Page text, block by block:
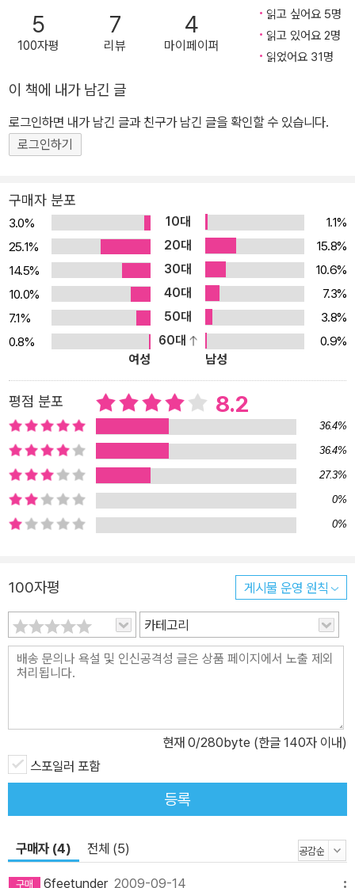
듯 친절하게 김언의 시 세계를 풀어 나간다. 그것은 일찍이 “번역 불
가능한 문장”(이장욱), “안티고네의 노래─낯선 시간을 호출하는 목
소리들”(함돈균) 중 하나로 평가받으면서 단순히 난해한 시로 오해받
언은 세계와 존재와 언어의 원리를 끊임없이 탐구하는 시인이다. 말
할 수 없는 것을 말하고자 하고, 소통할 수 없는 것들과의 소통을 꿈꾼
다. 그의 시는 소통을 거부하는 시가 아니라 가장 은밀한 소통을 꿈꾸
자유로운 발화를 꿈꾸는 시이다. 자신의 이름을 스스로 ‘언(言)’이라
지을 만큼, 세계를 바꾸는 일은 언어를 바꾸는 일에서 시작돼야 한다
고 믿는 시의 근본주의자다운 세계관이 한 편의 시로 완성되고 또 완
성되어 모인 것이 이번 시집인 것이다. 신형철의 표현대로 김언의 이
번 시집은 “소통의 근거를 심문하고 문법의 제약을 유린하면서 시
(삶) 속에 억압돼 있는 사건들을 깨우려는 물건”이지만, 그것은 한편
으로 즐거움을 동반한 ‘발견’이자 ‘발명’으로 우리의 독서를 유혹한다.
언어 자체에 대한 김언 식의 고집스러운 탐구가 그 즐거움을 엿볼 수
놓은 ‘사건의 세계’가 자리 잡고 있다. 사건의 시학이자 대화의 시학,
그리고 유령의 언어 김언은 “말이 사건을 발생시킬 수 있다는 사실에
유별나게 주목하면서, 바로 거기에서 현대 시의 새로운 가능성 중 하
나를 찾으려 한다.”(신형철) 언어로부터 비롯된 ‘사건의 시학’이기에
그것은 ‘대화의 시학’이면서 또한 무한히 미끄러지고 빠져나가는 ‘유
령 언어의 시학’이기도 하다. 이번 시집에서 상당수를 차지하는 대화
왕」, 「벤치 이야기」 등)과 유령의 언어로 점철된 시들(「톰의 혼령들」,
「톰의 혼령들과 하품하는 친구들」, 「서울에서 가장 우울한 남자의 왕」
등)이 서로 겹치고 섞이는 이유도 그 때문일 것이다. 그의 시에 그토
록 많은 입들이 등장하고, 그토록 많은 ‘문장’이라는 단어가 반복되고
있는 까닭을 그는 다시, 독자로 하여금 시에 대한 근본적인 질문과 이
그것은 시의 영역에 대한 발본적인 탐색과 다르지 않다. 시의 근원주
의자가 새삼스럽게 ‘소설을 쓰자’라는 제목으로 시집을 선보이는 이
유도 거기서 멀지 않을 것이다. 그는 실제로 소설을 쓰겠다는 것이 아
니라 그만큼 ‘다른 시’를 쓰겠다는 뜻이다. 시의 가장 뿌리 깊은 매력
집 『소설을 쓰자』는 우리가 흔히 시에서 기대하는 아름다움과는 다른
매혹을 선사한다. 경계에 대한 강박을 지우고 이 시집을 읽어 나가다
5
100자평
7
리뷰
4
마이페이퍼
읽고 싶어요 5명
읽고 있어요 2명
읽었어요 31명
이 책에 내가 남긴 글
로그인하면 내가 남긴 글과 친구가 남긴 글을 확인할 수 있습니다.
로그인하기
구매자 분포
3.0% 10대
1.1%
25.1%
20대
15.8%
14.5%
30대
10.6%
10.0%
40대
7.3%
7.1%
50대
3.8%
0.8%
60대
0.9%
여성
남성
평점 분포 8.2
36.4%
36.4%
27.3%
0%
0%
100자평 게시물 운영 원칙
카테고리
현재 0/280byte (한글 140자 이내)
스포일러 포함
등록
구매자 (4) 전체 (5)
6feetunder2009-09-14